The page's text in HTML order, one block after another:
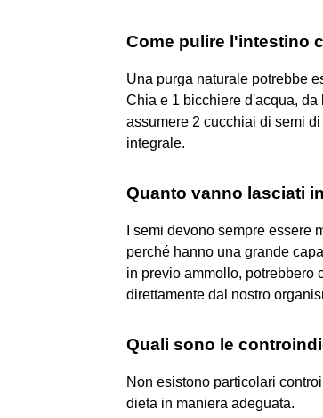
Come pulire l'intestino
Una purga naturale potrebbe
Chia e 1 bicchiere d'acqua,
assumere 2 cucchiai di semi
integrale.
Quanto vanno lasciati
I semi devono sempre
perché hanno una grande
in previo ammollo, potrebbero
direttamente dal nostro
Quali sono le
Non esistono particolari
dieta in maniera adeguata.